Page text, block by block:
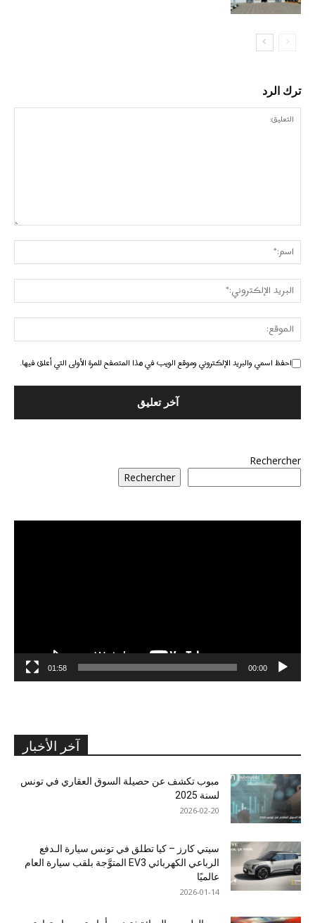
ترك الرد
احفظ اسمي والبريد الإلكتروني وموقع الويب في هذا المتصفح للمرة الأولى التي أعلق فيها.
Rechercher
Rechercher
00:00
01:58
آخر الأخبار
مبوب تكشف عن حصيلة السوق العقاري في تونس
لسنة 2025
2026-02-20
سيتي كارز – كيا تطلق في تونس سيارة الـدفع
الرباعي الكهربائي EV3 المتوَّجة بلقب سيارة العام
عالميًا
2026-01-14